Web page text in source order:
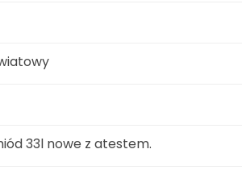
33l nowe z atestem.